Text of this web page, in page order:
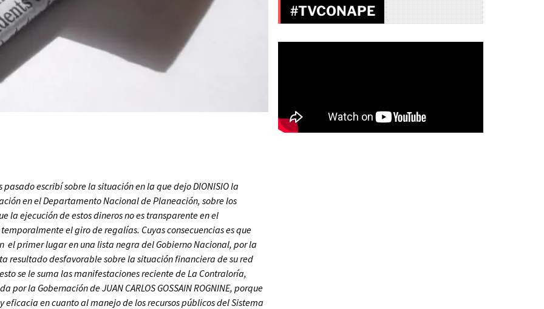
escribí sobre la situación en la que dejo DIONISIO la
en el Departamento Nacional de Planeación, sobre los
la ejecución de estos dineros no es transparente en el
el giro de regalías. Cuyas consecuencias es que
primer lugar en una lista negra del Gobierno Nacional, por la
resultado desfavorable sobre la situación financiera de su red
se le suma las manifestaciones reciente de La Contraloría,
la Gobernación de JUAN CARLOS GOSSAIN ROGNINE, porque
en cuanto al manejo de los recursos públicos del Sistema
#TVCONAPE